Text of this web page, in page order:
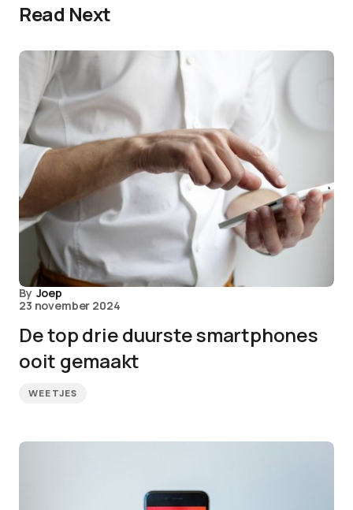
Read Next
By Joep
23 november 2024
De top drie duurste smartphones
ooit gemaakt
WEETJES